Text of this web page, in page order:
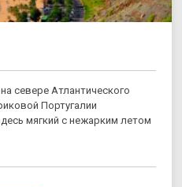
севере Атлантического
Португалии
мягкий с нежарким летом